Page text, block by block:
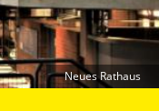
Neues Rathaus